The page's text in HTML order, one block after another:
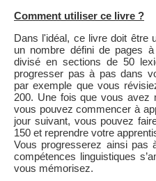
Comment utiliser ce livre ?
Dans l'idéal, ce livre doit être
un nombre défini de pages
divisé en sections de 50
progresser pas à pas dans
par exemple que vous
200. Une fois que vous avez
vous pouvez commencer à
jour suivant, vous pouvez
150 et reprendre votre
Vous progresserez ainsi
compétences linguistiques
vous mémorisez.